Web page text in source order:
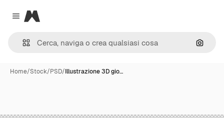
Close menu
Magnific
Cerca
Home/Stock/PSD/Illustrazione 3D gio…